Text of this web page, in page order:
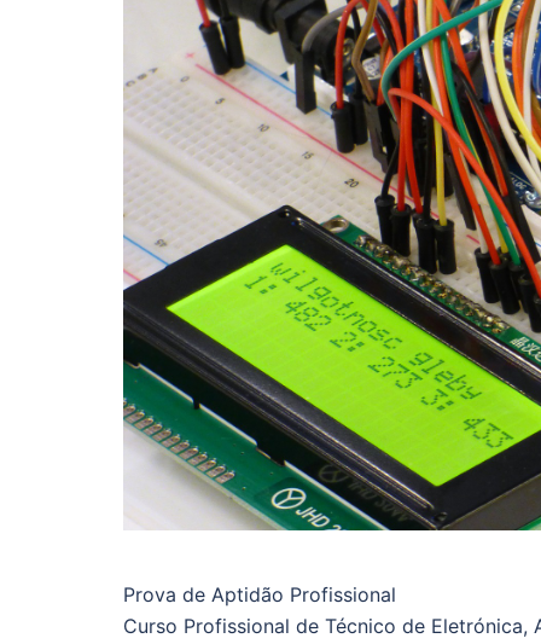
Prova de Aptidão Profissional
Curso Profissional de Técnico de Eletrónica,